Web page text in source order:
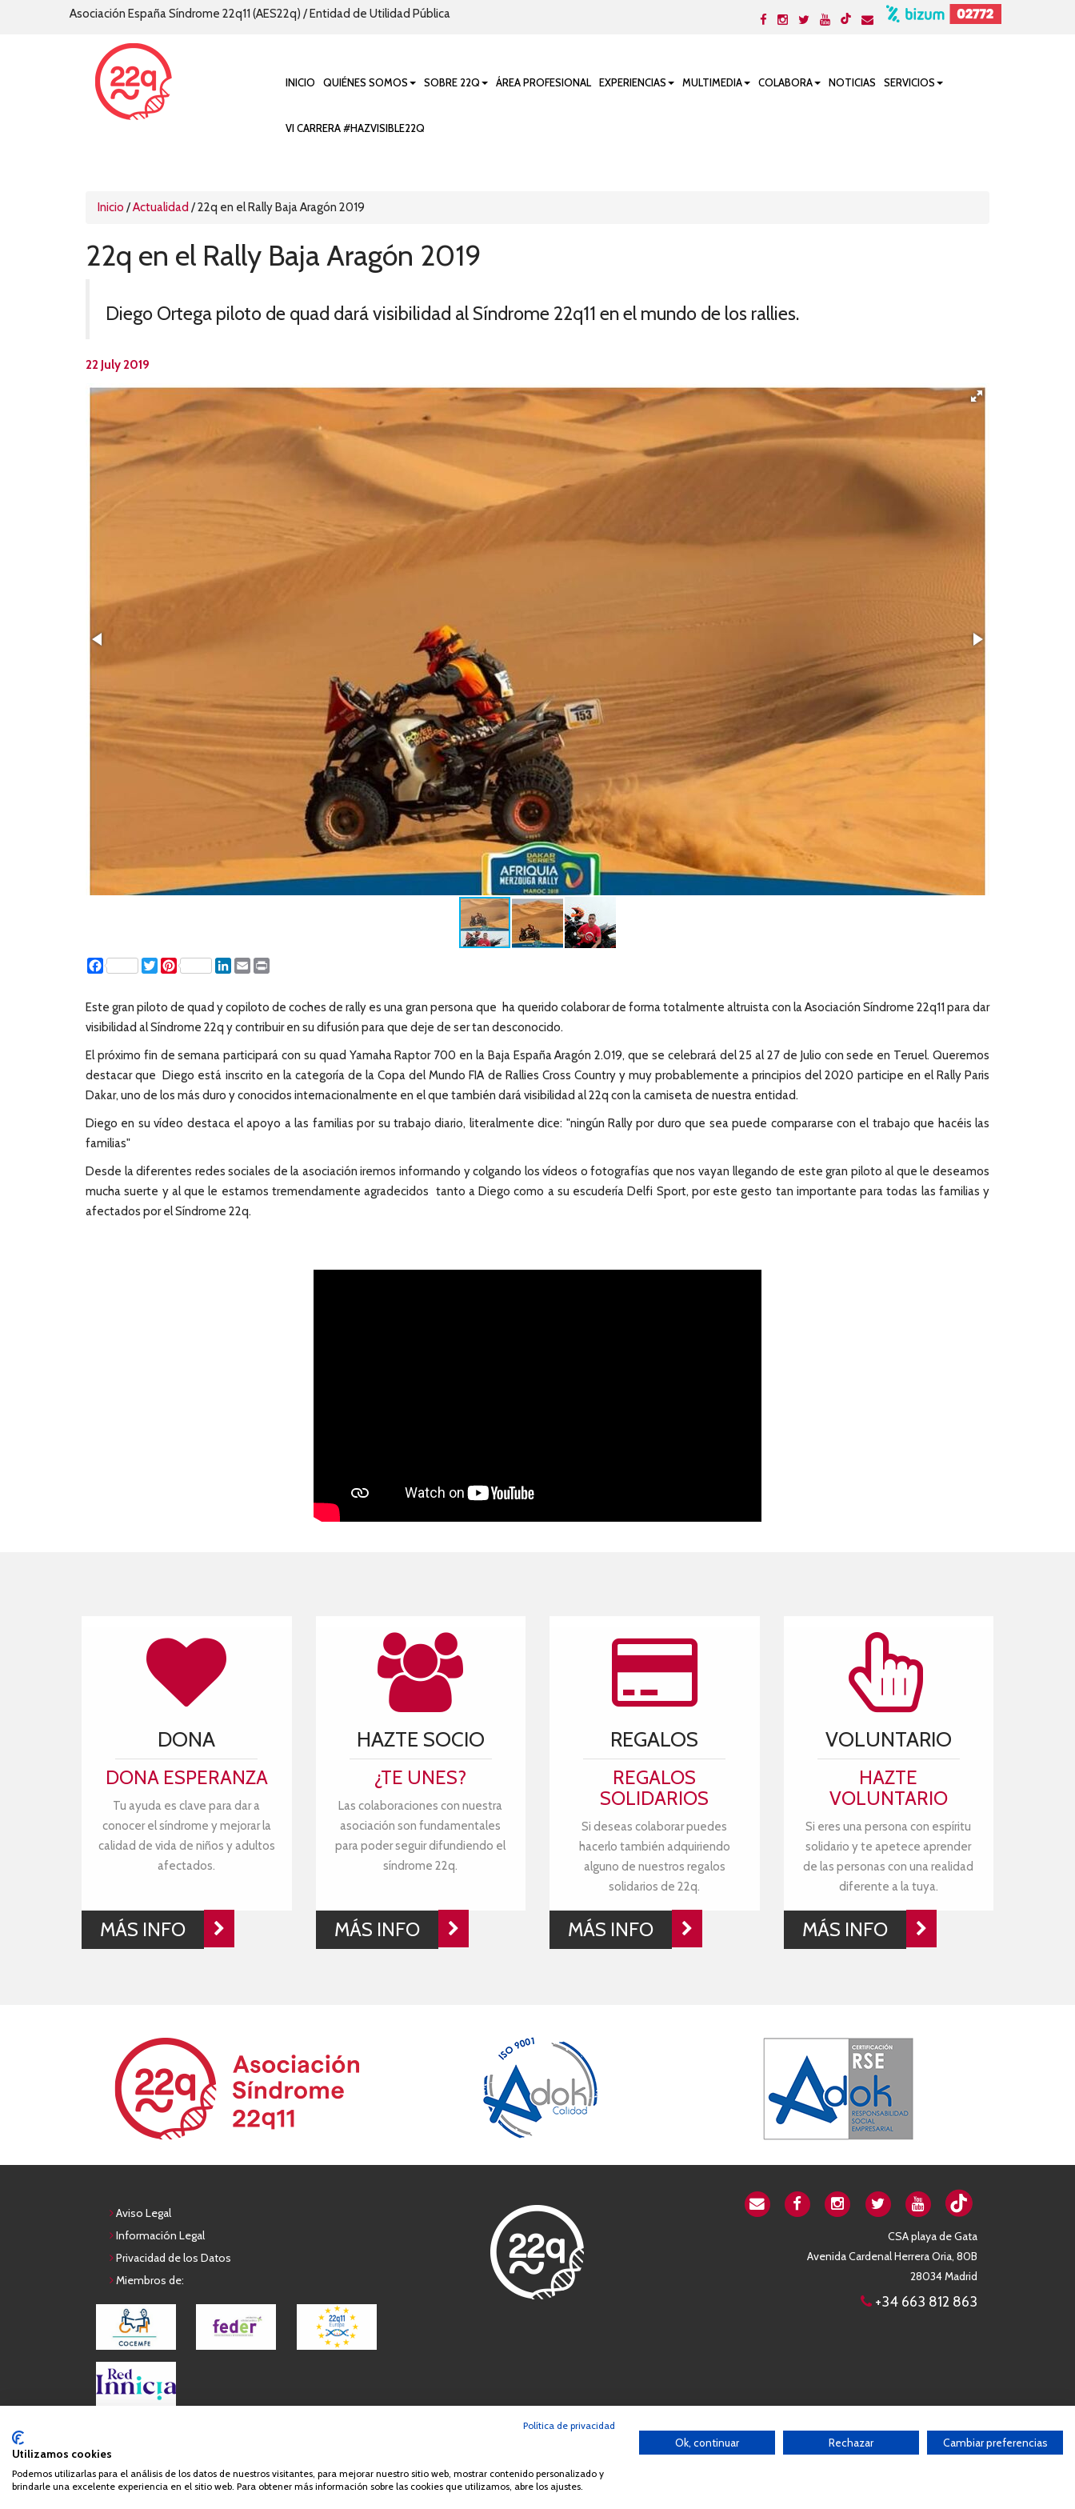
Asociación España Síndrome 22q11 (AES22q) / Entidad de Utilidad Pública
INICIO QUIÉNES SOMOS SOBRE 22Q ÁREA PROFESIONAL EXPERIENCIAS MULTIMEDIA COLABORA NOTICIAS SERVICIOS
VI CARRERA #HAZVISIBLE22Q
Inicio /Actualidad /22q en el Rally Baja Aragón 2019
22q en el Rally Baja Aragón 2019
Diego Ortega piloto de quad dará visibilidad al Síndrome 22q11 en el mundo de los rallies.
22 July 2019
Facebook TwitterPinterest LinkedIn
Email
Este gran piloto de quad y copiloto de coches de rally es una gran persona que ha querido colaborar de forma totalmente altruista con la Asociación Síndrome 22q11 para dar
visibilidad al Síndrome 22q y contribuir en su difusión para que deje de ser tan desconocido.
El próximo fin de semana participará con su quad Yamaha Raptor 700 en la Baja España Aragón 2.019, que se celebrará del 25 al 27 de Julio con sede en Teruel. Queremos
destacar que Diego está inscrito en la categoría de la Copa del Mundo FIA de Rallies Cross Country y muy probablemente a principios del 2020 participe en el Rally Paris
Dakar, uno de los más duro y conocidos internacionalmente en el que también dará visibilidad al 22q con la camiseta de nuestra entidad.
Diego en su vídeo destaca el apoyo a las familias por su trabajo diario, literalmente dice: "ningún Rally por duro que sea puede compararse con el trabajo que hacéis las
familias"
Desde la diferentes redes sociales de la asociación iremos informando y colgando los vídeos o fotografías que nos vayan llegando de este gran piloto al que le deseamos
mucha suerte y al que le estamos tremendamente agradecidos tanto a Diego como a su escudería Delfi Sport, por este gesto tan importante para todas las familias y
afectados por el Síndrome 22q.
DONA
DONA ESPERANZA
Tu ayuda es clave para dar a
conocer el síndrome y mejorar la
calidad de vida de niños y adultos
afectados.
MÁS INFO
HAZTE SOCIO
¿TE UNES?
Las colaboraciones con nuestra
asociación son fundamentales
para poder seguir difundiendo el
síndrome 22q.
MÁS INFO
REGALOS
REGALOS
SOLIDARIOS
Si deseas colaborar puedes
hacerlo también adquiriendo
alguno de nuestros regalos
solidarios de 22q.
MÁS INFO
VOLUNTARIO
HAZTE
VOLUNTARIO
Si eres una persona con espíritu
solidario y te apetece aprender
de las personas con una realidad
diferente a la tuya.
MÁS INFO
Aviso Legal
Información Legal
Privacidad de los Datos
Miembros de:
CSA playa de Gata
Avenida Cardenal Herrera Oria, 80B
28034 Madrid
+34 663 812 863
Queda prohibida de forma expresa la copia, reproducción o distribución de la totalidad o parte de los contenidos del sitio web sin el consentimiento por escrito de la Asociación
Política de privacidad
Utilizamos cookies
Podemos utilizarlas para el análisis de los datos de nuestros visitantes, para mejorar nuestro sitio web, mostrar contenido personalizado y
brindarle una excelente experiencia en el sitio web. Para obtener más información sobre las cookies que utilizamos, abre los ajustes.
Ok, continuar Rechazar Cambiar preferencias